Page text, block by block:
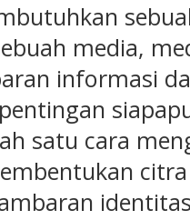
media,
informasi
satu cara